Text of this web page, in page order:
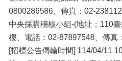
0800286586、傳真：02-
中央採購稽核小組-(地址：110
樓、電話：02-87897548、傳真
[招標公告傳輸時間] 114/04/11